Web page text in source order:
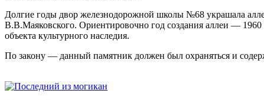
Долгие годы двор железнодорожной школы №68 украшала
В.В.Маяковского. Ориентировочно год создания аллеи —
объекта культурного наследия.
По закону — данный памятник должен был охраняться и